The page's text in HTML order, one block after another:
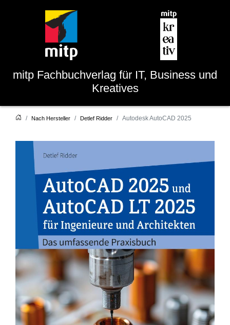
mitp Fachbuchverlag für IT, Business und
Kreatives
Nach Hersteller Detlef Ridder Autodesk AutoCAD 2025